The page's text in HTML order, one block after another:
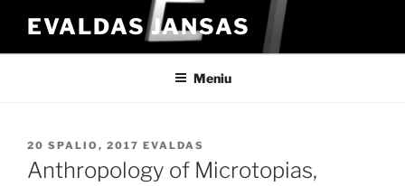
turinio
EVALDAS JANSAS
Meniu
PASKELBTA
20 SPALIO, 2017 EVALDAS
Anthropology of Microtopias,